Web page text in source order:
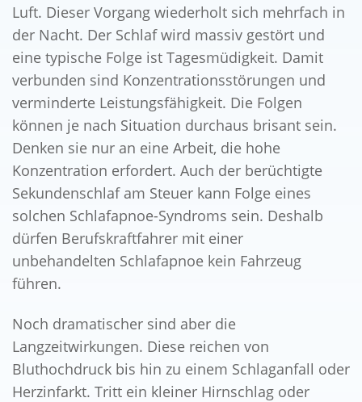
Luft. Dieser Vorgang wiederholt sich mehrfach in
der Nacht. Der Schlaf wird massiv gestört und
eine typische Folge ist Tagesmüdigkeit. Damit
verbunden sind Konzentrationsstörungen und
verminderte Leistungsfähigkeit. Die Folgen
können je nach Situation durchaus brisant sein.
Denken sie nur an eine Arbeit, die hohe
Konzentration erfordert. Auch der berüchtigte
Sekundenschlaf am Steuer kann Folge eines
solchen Schlafapnoe-Syndroms sein. Deshalb
dürfen Berufskraftfahrer mit einer
unbehandelten Schlafapnoe kein Fahrzeug
führen.
Noch dramatischer sind aber die
Langzeitwirkungen. Diese reichen von
Bluthochdruck bis hin zu einem Schlaganfall oder
Herzinfarkt. Tritt ein kleiner Hirnschlag oder